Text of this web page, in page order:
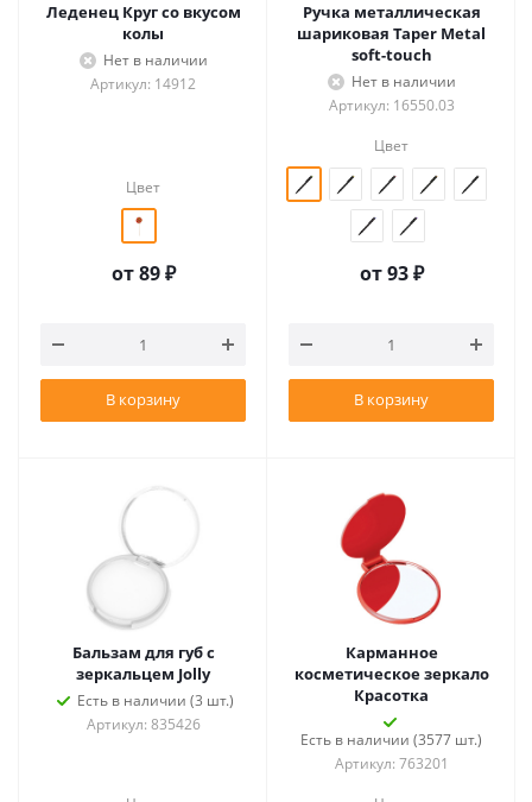
Леденец Круг со вкусом
колы
Нет в наличии
Артикул: 14912
Цвет
от89 ₽
В корзину
Ручка металлическая
шариковая Taper Metal
soft-touch
Нет в наличии
Артикул: 16550.03
Цвет
от93 ₽
В корзину
Бальзам для губ с
зеркальцем Jolly
Есть в наличии (3 шт.)
Артикул: 835426
Карманное
косметическое зеркало
Красотка
Есть в наличии (3577 шт.)
Артикул: 763201